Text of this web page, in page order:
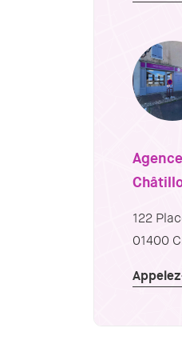
122
01400